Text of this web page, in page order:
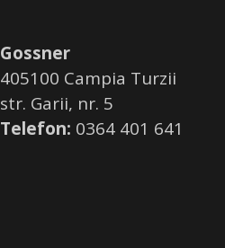
Gossner
405100 Campia Turzii
str. Garii, nr. 5
Telefon: 0364 401 641